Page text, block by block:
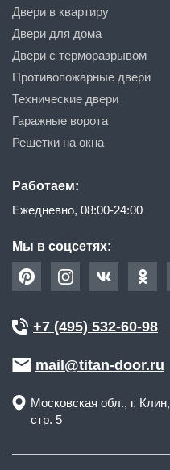
Двери в квартиру
Двери для дома
Двери с терморазрывом
Противопожарные двери
Технические двери
Гаражные ворота
Решетки на окна
Работаем:
Ежедневно, 08:00-24:00
Мы в соцсетях:
+7 (495) 532-60-98
mail@titan-door.ru
Московская обл., г. Клин,
стр. 5